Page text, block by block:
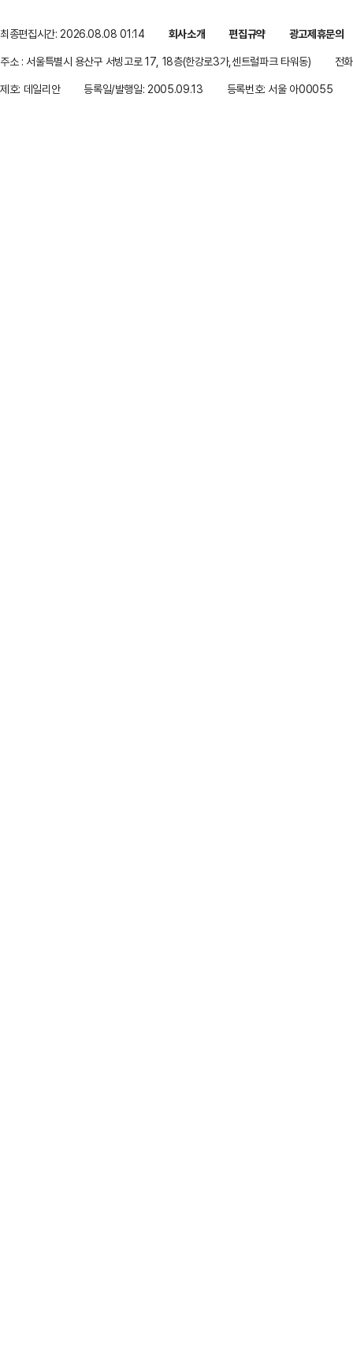
최종편집시간: 2026.08.08 01:14 회사소개 편집규약
광고제휴문의
주소 : 서울특별시 용산구 서빙고로 17, 18층(한강로3가,센트럴파크 타워동)
전
제호: 데일리안
등록일/발행일: 2005.09.13 등록번호: 서울 아00055